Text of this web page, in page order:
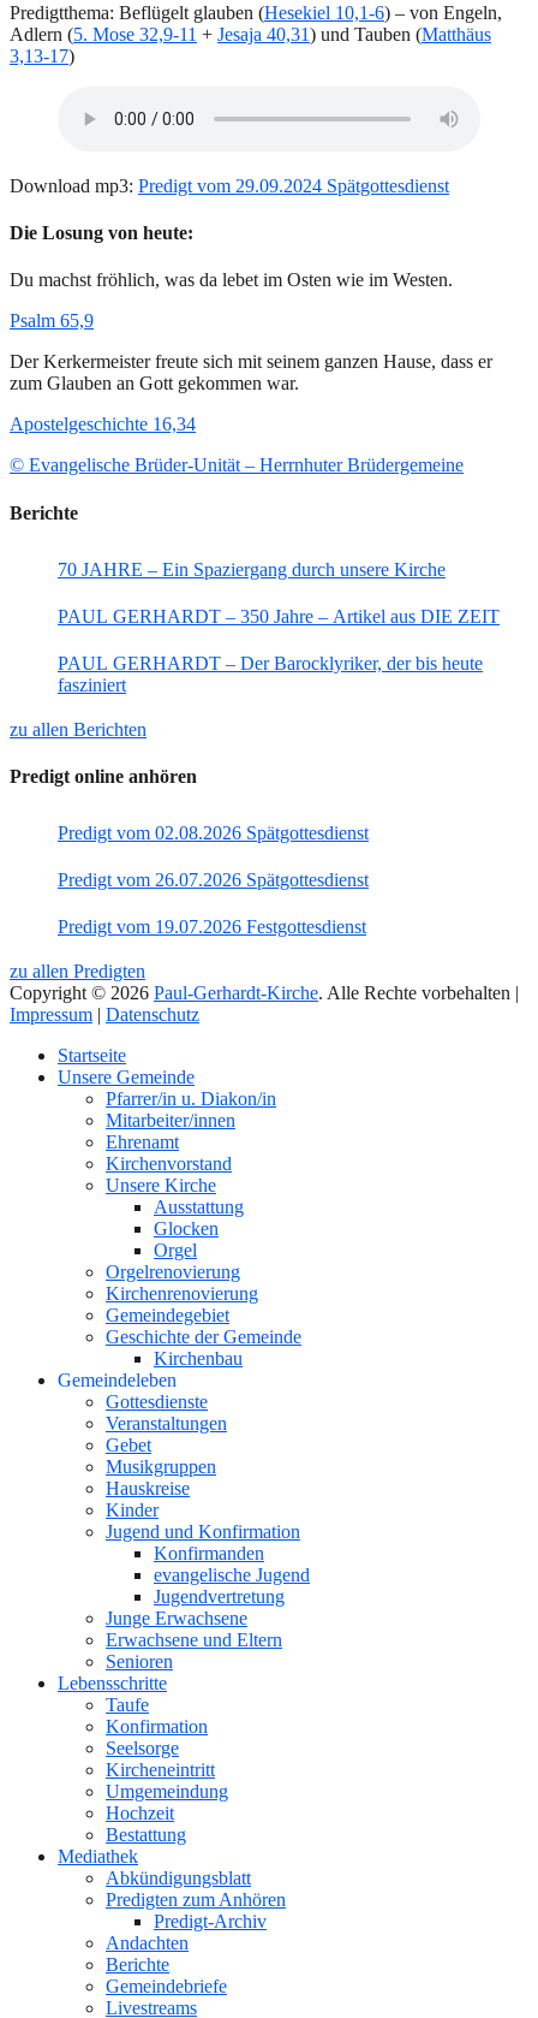
Predigtthema: Beflügelt glauben (Hesekiel 10,1-6) – von Engeln,
Adlern (5. Mose 32,9-11 + Jesaja 40,31) und Tauben (Matthäus
3,13-17)
Download mp3: Predigt vom 29.09.2024 Spätgottesdienst
Die Losung von heute:
Du machst fröhlich, was da lebet im Osten wie im Westen.
Psalm 65,9
Der Kerkermeister freute sich mit seinem ganzen Hause, dass er
zum Glauben an Gott gekommen war.
Apostelgeschichte 16,34
© Evangelische Brüder-Unität – Herrnhuter Brüdergemeine
Berichte
70 JAHRE – Ein Spaziergang durch unsere Kirche
PAUL GERHARDT – 350 Jahre – Artikel aus DIE ZEIT
PAUL GERHARDT – Der Barocklyriker, der bis heute
fasziniert
zu allen Berichten
Predigt online anhören
Predigt vom 02.08.2026 Spätgottesdienst
Predigt vom 26.07.2026 Spätgottesdienst
Predigt vom 19.07.2026 Festgottesdienst
zu allen Predigten
Copyright © 2026 Paul-Gerhardt-Kirche. Alle Rechte vorbehalten |
Impressum | Datenschutz
oben
Startseite
Unsere Gemeinde
Pfarrer/in u. Diakon/in
Mitarbeiter/innen
Ehrenamt
Kirchenvorstand
Unsere Kirche
Ausstattung
Glocken
Orgel
Orgelrenovierung
Kirchenrenovierung
Gemeindegebiet
Geschichte der Gemeinde
Kirchenbau
Gemeindeleben
Gottesdienste
Veranstaltungen
Gebet
Musikgruppen
Hauskreise
Kinder
Jugend und Konfirmation
Konfirmanden
evangelische Jugend
Jugendvertretung
Junge Erwachsene
Erwachsene und Eltern
Senioren
Lebensschritte
Taufe
Konfirmation
Seelsorge
Kircheneintritt
Umgemeindung
Hochzeit
Bestattung
Mediathek
Abkündigungsblatt
Predigten zum Anhören
Predigt-Archiv
Andachten
Berichte
Gemeindebriefe
Livestreams